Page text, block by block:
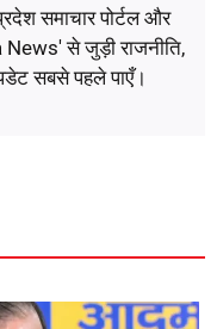
समाचार पोर्टल और
से जुड़ी राजनीति,
सबसे पहले पाएँ।